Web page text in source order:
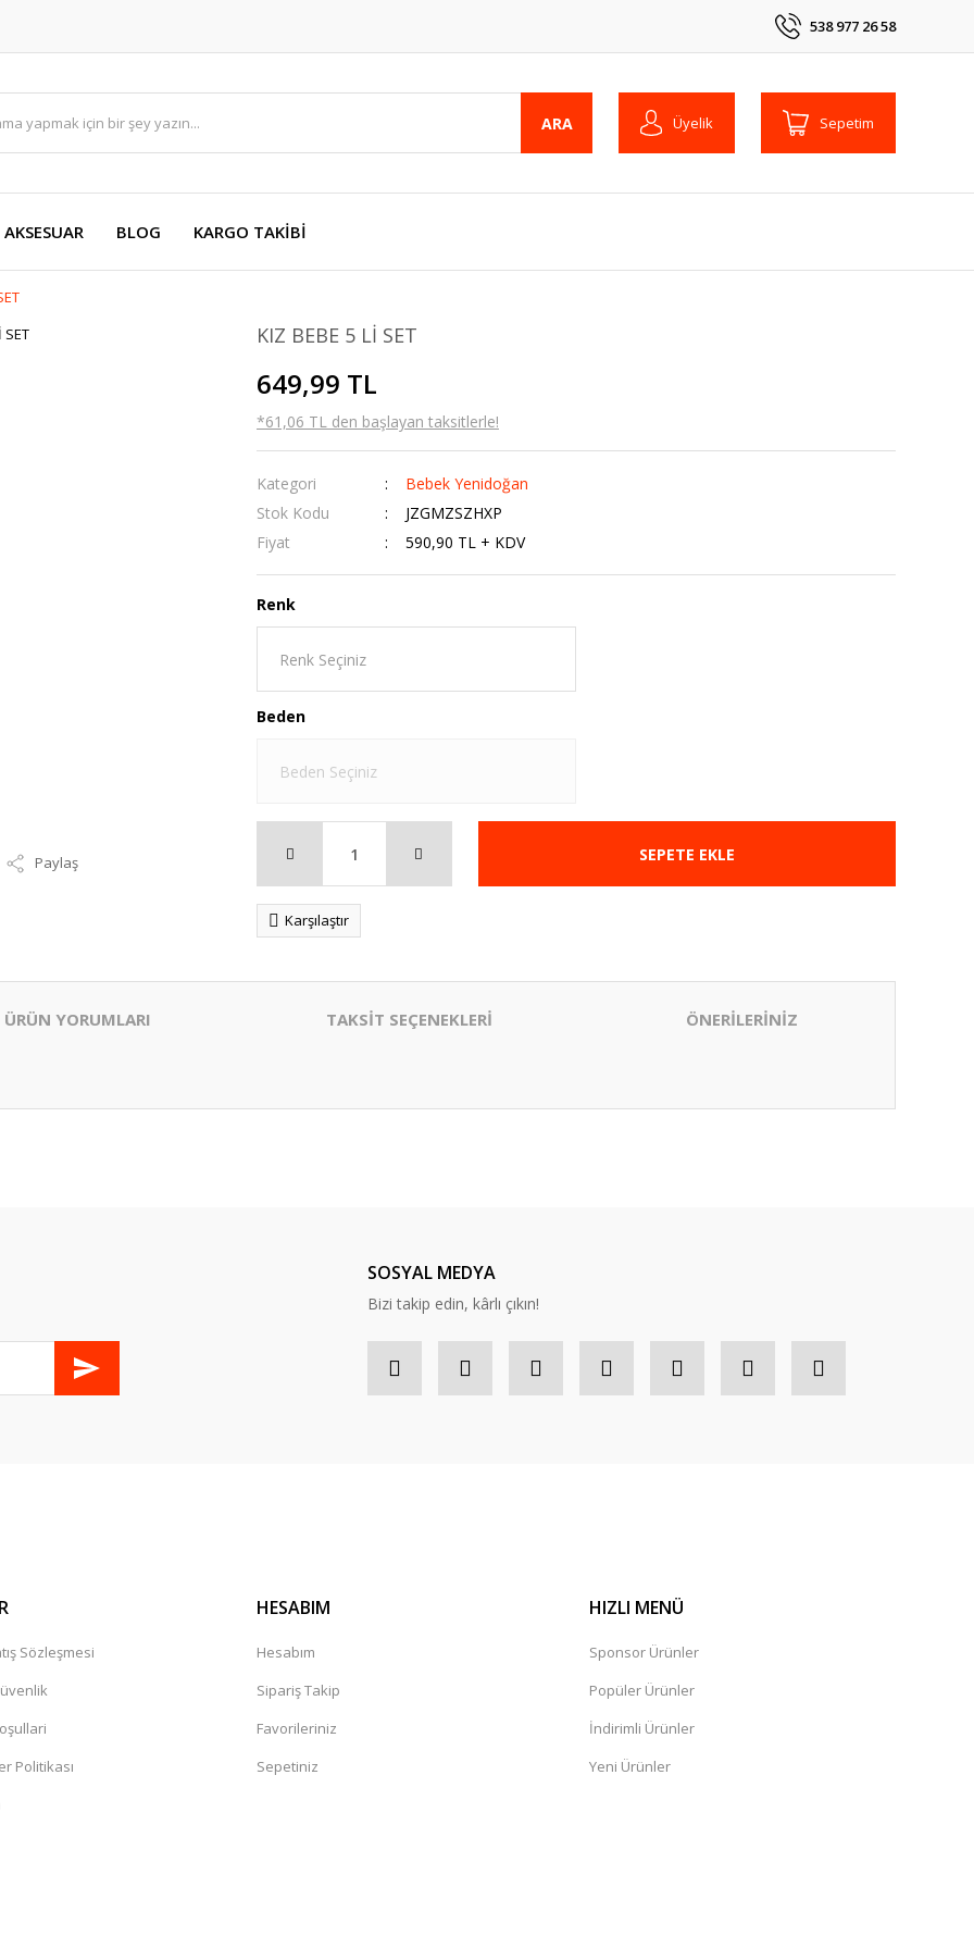
538 977 26 58
ARA Üyelik Sepetim
AKSESUAR BLOG KARGO TAKİBİ
Paylaş
KIZ BEBE 5 Lİ SET
649,99 TL
*61,06 TL den başlayan taksitlerle!
Kategori
Bebek Yenidoğan
Stok Kodu
JZGMZSZHXP
Fiyat
590,90 TL + KDV
Renk
Beden
SEPETE EKLE
Karşılaştır
ÜRÜN YORUMLARI TAKSİT SEÇENEKLERİ ÖNERİLERİNİZ
SOSYAL MEDYA
Bizi takip edin, kârlı çıkın!
Sözleşmesi
Politikası
HESABIM
Hesabım
Sipariş Takip
Favorileriniz
Sepetiniz
HIZLI MENÜ
Sponsor Ürünler
Popüler Ürünler
İndirimli Ürünler
Yeni Ürünler